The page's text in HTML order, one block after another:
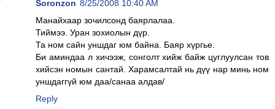
Soronzon 8/25/2008 10:40 AM
Манайхаар зочилсонд баярлалаа.
Тиймээ. Уран зохиолын дүр.
Та ном сайн уншдаг юм байна. Баяр хүргье.
Би аминдаа л хичээж, сонголт хийж байж цуглуулсан тов
хийсэн номын сантай. Харамсалтай нь дүү нар минь ном
уншдаггүй юм даа/санаа алдав/
Reply